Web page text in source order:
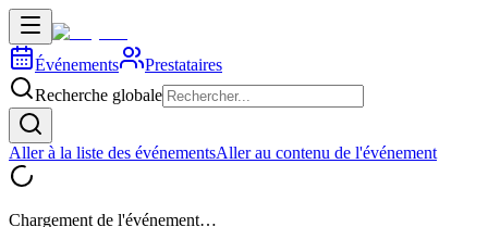
Événements
Prestataires
Recherche globale
Aller à la liste des événementsAller au contenu de l'événement
Chargement de l'événement…